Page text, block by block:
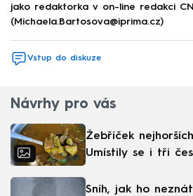
jako redaktorka v on-line redakci
(Michaela.Bartosova@iprima.cz)
Vstup do diskuze
Návrhy pro vás
Žebříček
Umístily se i tři
Sníh, jak ho